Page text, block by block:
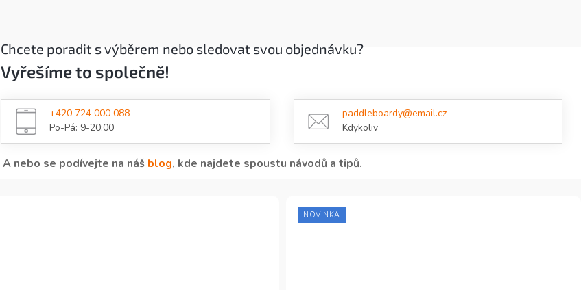
Chcete poradit s výběrem nebo sledovat svou objednávku?
Vyřešíme to společně!
+420 724 000 088
Po-Pá: 9-20:00
paddleboardy@email.cz
Kdykoliv
A nebo se podívejte na náš blog, kde najdete spoustu návodů a tipů.
NOVINKA